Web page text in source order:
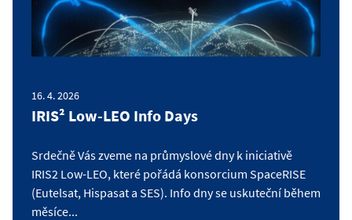
16. 4. 2026
IRIS² Low-LEO Info Days
Srdečně Vás zveme na průmyslové dny k iniciativě
IRIS2 Low-LEO, které pořádá konsorcium SpaceRISE
(Eutelsat, Hispasat a SES). Info dny se uskuteční během
měsíce...